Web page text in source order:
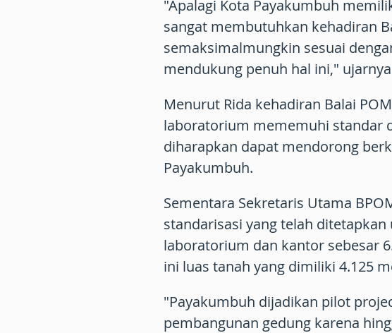
"Apalagi Kota Payakumbuh
sangat membutuhkan kehadiran
semaksimalmungkin sesuai
mendukung penuh hal ini,"
Menurut Rida kehadiran Balai
laboratorium mememuhi standar
diharapkan dapat mendorong
Payakumbuh.
Sementara Sekretaris Utama
standarisasi yang telah
laboratorium dan kantor sebesar
ini luas tanah yang dimiliki 4.125
"Payakumbuh dijadikan pilot
pembangunan gedung karena